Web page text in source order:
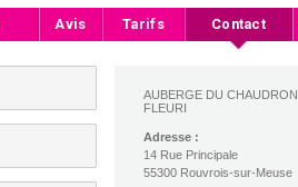
Avis Tarifs Contact
AUBERGE DU CHAUDRON
FLEURI
Adresse :
14 Rue Principale
55300 Rouvrois-sur-Meuse